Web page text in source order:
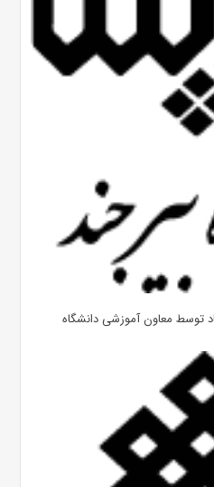
توسط معاون آموزشی دانشگاه